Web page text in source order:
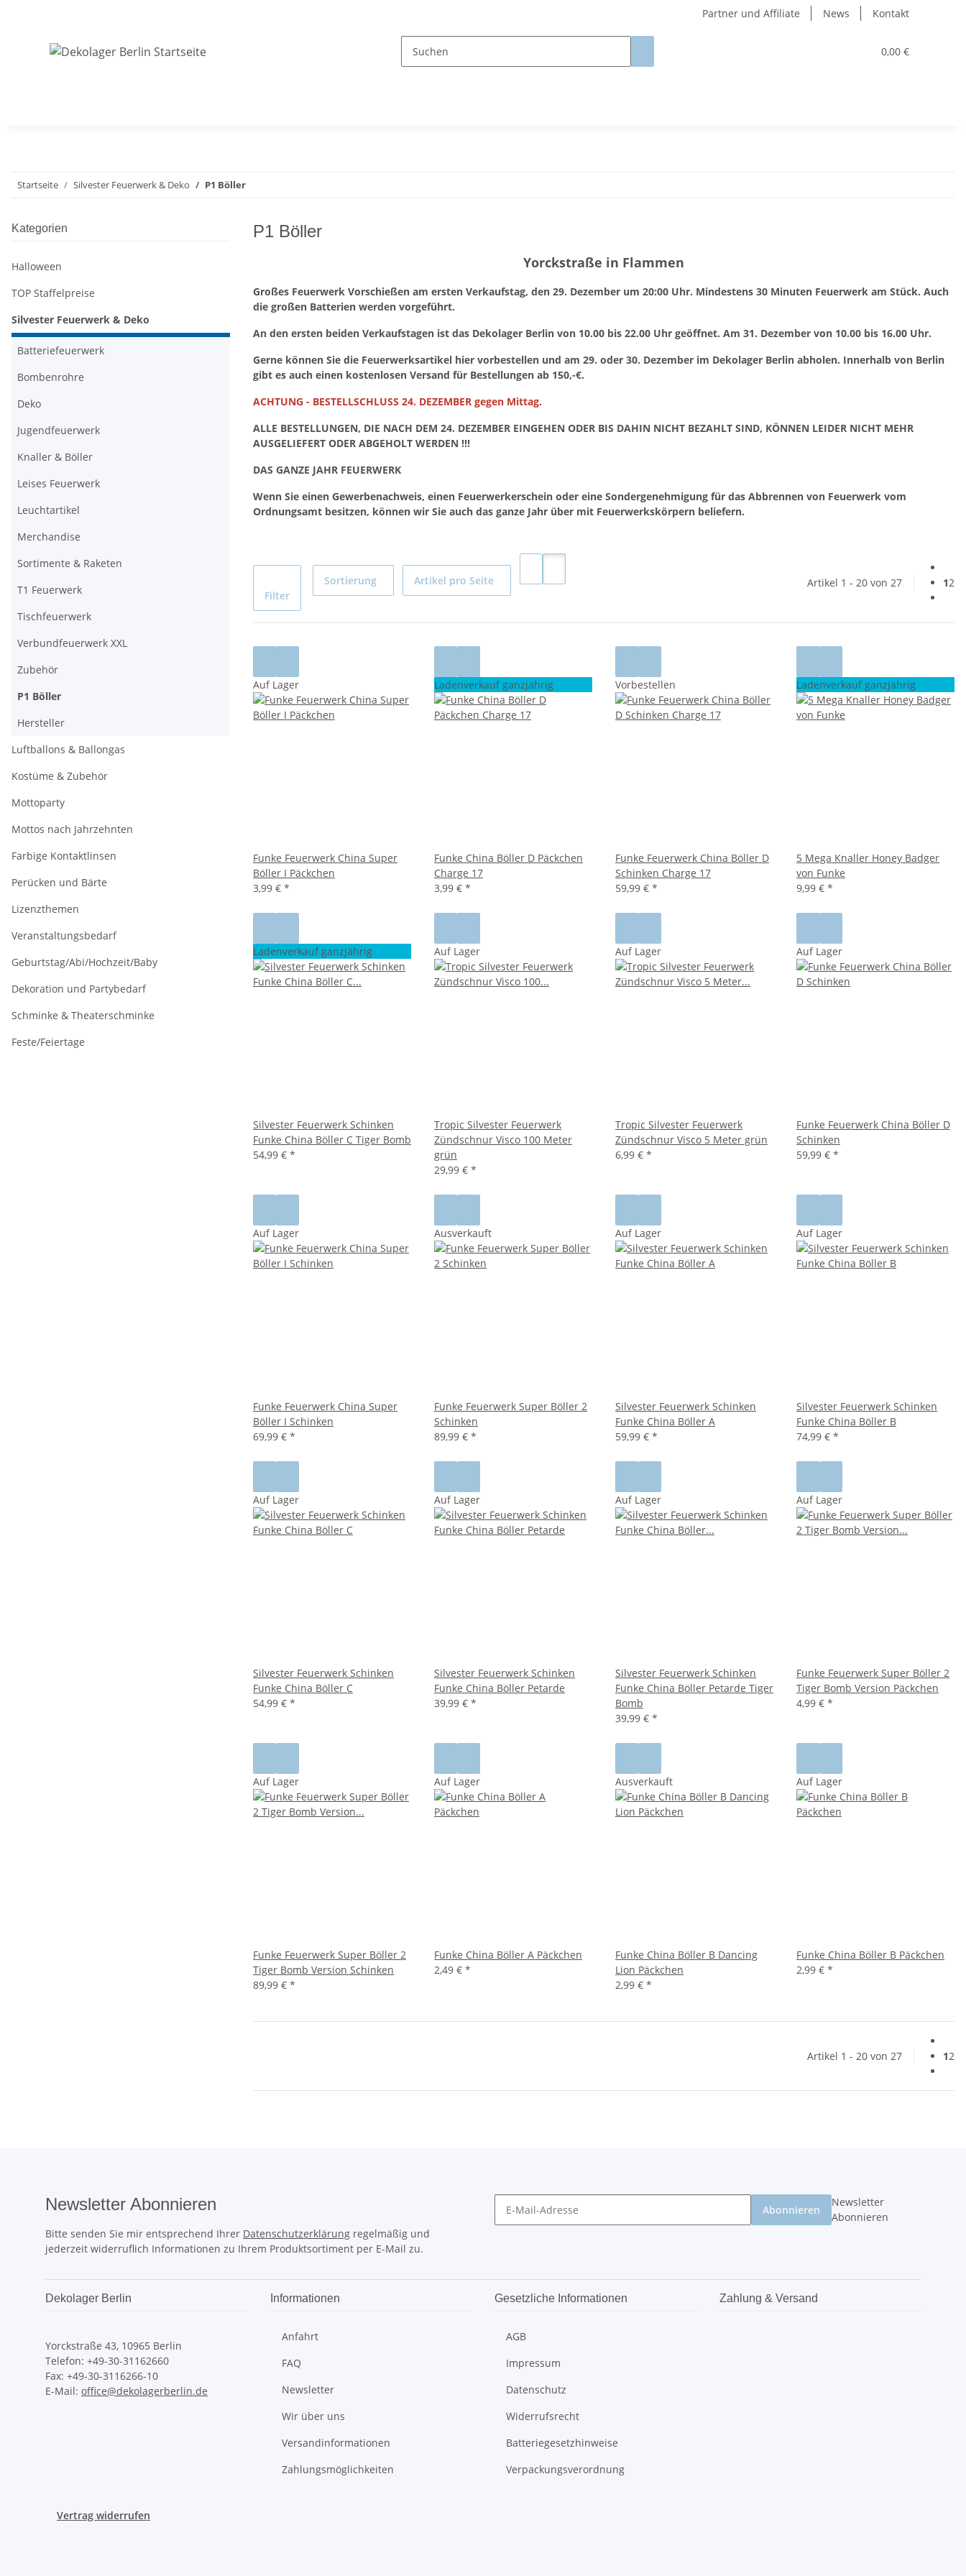
Partner und Affiliate News Kontakt
0,00 €
Startseite Silvester Feuerwerk & Deko P1 Böller
P1 Böller
Yorckstraße in Flammen
Großes Feuerwerk Vorschießen am ersten Verkaufstag, den 29. Dezember um 20:00 Uhr. Mindestens 30 Minuten Feuerwerk am Stück. Auch
die großen Batterien werden vorgeführt.
An den ersten beiden Verkaufstagen ist das Dekolager Berlin von 10.00 bis 22.00 Uhr geöffnet. Am 31. Dezember von 10.00 bis 16.00 Uhr.
Gerne können Sie die Feuerwerksartikel hier vorbestellen und am 29. oder 30. Dezember im Dekolager Berlin abholen. Innerhalb von Berlin
gibt es auch einen kostenlosen Versand für Bestellungen ab 150,-€.
ACHTUNG - BESTELLSCHLUSS 24. DEZEMBER gegen Mittag.
ALLE BESTELLUNGEN, DIE NACH DEM 24. DEZEMBER EINGEHEN ODER BIS DAHIN NICHT BEZAHLT SIND, KÖNNEN LEIDER NICHT MEHR
AUSGELIEFERT ODER ABGEHOLT WERDEN !!!
DAS GANZE JAHR FEUERWERK
Wenn Sie einen Gewerbenachweis, einen Feuerwerkerschein oder eine Sondergenehmigung für das Abbrennen von Feuerwerk vom
Ordnungsamt besitzen, können wir Sie auch das ganze Jahr über mit Feuerwerkskörpern beliefern.
Filter
Sortierung Artikel pro Seite Artikel 1 - 20 von 27 12
Auf Lager
Funke Feuerwerk China Super
Böller I Päckchen
3,99 € *
Ladenverkauf ganzjährig
Funke China Böller D Päckchen
Charge 17
3,99 € *
Vorbestellen
Funke Feuerwerk China Böller D
Schinken Charge 17
59,99 € *
Ladenverkauf ganzjährig
5 Mega Knaller Honey Badger
von Funke
9,99 € *
Ladenverkauf ganzjährig
Silvester Feuerwerk Schinken
Funke China Böller C Tiger Bomb
54,99 € *
Auf Lager
Tropic Silvester Feuerwerk
Zündschnur Visco 100 Meter
grün
29,99 € *
Auf Lager
Tropic Silvester Feuerwerk
Zündschnur Visco 5 Meter grün
6,99 € *
Auf Lager
Funke Feuerwerk China Böller D
Schinken
59,99 € *
Auf Lager
Funke Feuerwerk China Super
Böller I Schinken
69,99 € *
Ausverkauft
Funke Feuerwerk Super Böller 2
Schinken
89,99 € *
Auf Lager
Silvester Feuerwerk Schinken
Funke China Böller A
59,99 € *
Auf Lager
Silvester Feuerwerk Schinken
Funke China Böller B
74,99 € *
Auf Lager
Silvester Feuerwerk Schinken
Funke China Böller C
54,99 € *
Auf Lager
Silvester Feuerwerk Schinken
Funke China Böller Petarde
39,99 € *
Auf Lager
Silvester Feuerwerk Schinken
Funke China Böller Petarde Tiger
Bomb
39,99 € *
Auf Lager
Funke Feuerwerk Super Böller 2
Tiger Bomb Version Päckchen
4,99 € *
Auf Lager
Funke Feuerwerk Super Böller 2
Tiger Bomb Version Schinken
89,99 € *
Auf Lager
Funke China Böller A Päckchen
2,49 € *
Ausverkauft
Funke China Böller B Dancing
Lion Päckchen
2,99 € *
Auf Lager
Funke China Böller B Päckchen
2,99 € *
Artikel 1 - 20 von 27 12
Kategorien
Halloween
TOP Staffelpreise
Silvester Feuerwerk & Deko
Batteriefeuerwerk
Bombenrohre
Deko
Jugendfeuerwerk
Knaller & Böller
Leises Feuerwerk
Leuchtartikel
Merchandise
Sortimente & Raketen
T1 Feuerwerk
Tischfeuerwerk
Verbundfeuerwerk XXL
Zubehör
P1 Böller
Hersteller
Luftballons & Ballongas
Kostüme & Zubehör
Mottoparty
Mottos nach Jahrzehnten
Farbige Kontaktlinsen
Perücken und Bärte
Lizenzthemen
Veranstaltungsbedarf
Geburtstag/Abi/Hochzeit/Baby
Dekoration und Partybedarf
Schminke & Theaterschminke
Feste/Feiertage
Newsletter Abonnieren
Bitte senden Sie mir entsprechend Ihrer Datenschutzerklärung regelmäßig und
jederzeit widerruflich Informationen zu Ihrem Produktsortiment per E-Mail zu.
Abonnieren
Newsletter
Abonnieren
Dekolager Berlin
Yorckstraße 43, 10965 Berlin
Telefon: +49-30-31162660
Fax: +49-30-3116266-10
E-Mail: office@dekolagerberlin.de
Informationen
Anfahrt
FAQ
Newsletter
Wir über uns
Versandinformationen
Zahlungsmöglichkeiten
Gesetzliche Informationen
AGB
Impressum
Datenschutz
Widerrufsrecht
Batteriegesetzhinweise
Verpackungsverordnung
Zahlung & Versand
Vertrag widerrufen